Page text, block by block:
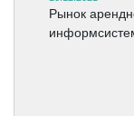
Рынок